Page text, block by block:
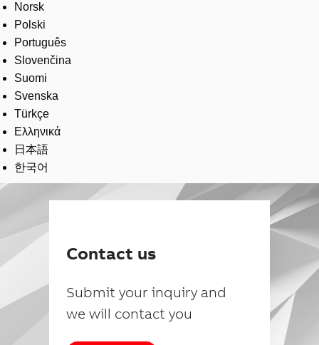
Norsk
Polski
Português
Slovenčina
Suomi
Svenska
Türkçe
Ελληνικά
日本語
한국어
Contact us
Submit your inquiry and
we will contact you